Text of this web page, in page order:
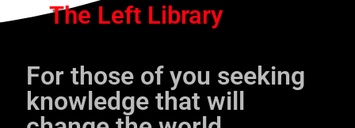
The Left Library
For those of you seeking
knowledge that will